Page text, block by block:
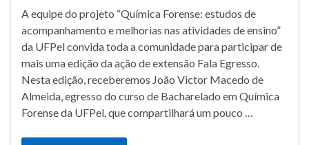
A equipe do projeto “Química Forense: estudos de
acompanhamento e melhorias nas atividades de ensino”
da UFPel convida toda a comunidade para participar de
mais uma edição da ação de extensão Fala Egresso.
Nesta edição, receberemos João Victor Macedo de
Almeida, egresso do curso de Bacharelado em Química
Forense da UFPel, que compartilhará um pouco …